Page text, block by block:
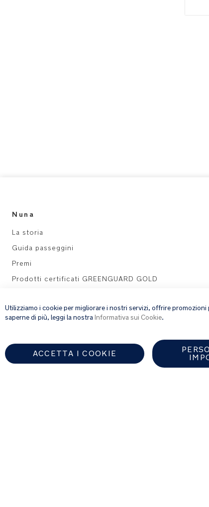
Nuna
La storia
Guida passeggini
Premi
Prodotti certificati GREENGUARD GOLD
Legal
Termini e condizioni
Utilizziamo i cookie per migliorare i nostri servizi, offrire
saperne di più, leggi la nostraInformativa sui Cookie.
ACCETTA I COOKIE